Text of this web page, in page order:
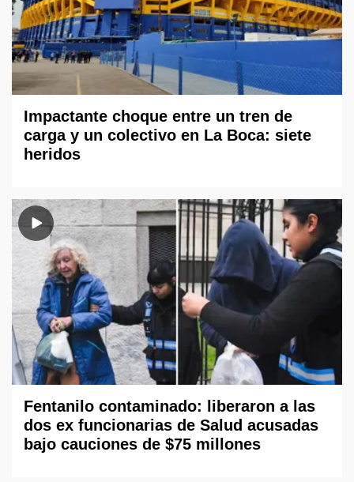
Impactante choque entre un tren de
carga y un colectivo en La Boca: siete
heridos
Fentanilo contaminado: liberaron a las
dos ex funcionarias de Salud acusadas
bajo cauciones de $75 millones